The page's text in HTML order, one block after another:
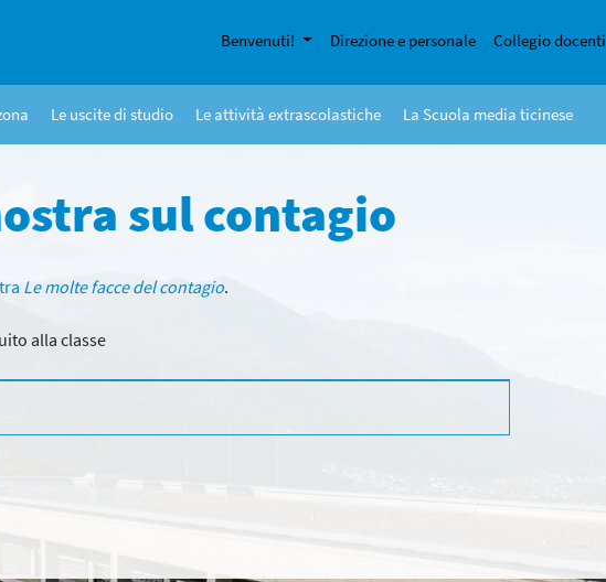
Benvenuti! Direzione e personale Collegio docenti
Le uscite di studio Le attività extrascolastiche La Scuola media ticinese
sul contagio
Le molte facce del contagio.
alla classe